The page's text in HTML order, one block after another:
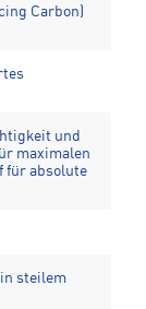
Carbon)
und
maximalen
für absolute
steilem